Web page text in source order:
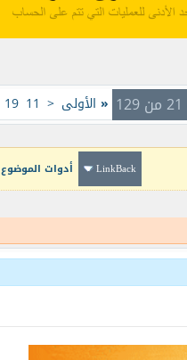
« الأولى <
11
19
LinkBack أدوات الموضوع